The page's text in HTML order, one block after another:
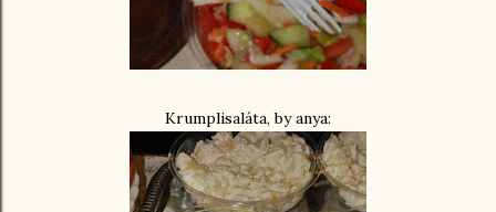
Krumplisaláta, by anya: